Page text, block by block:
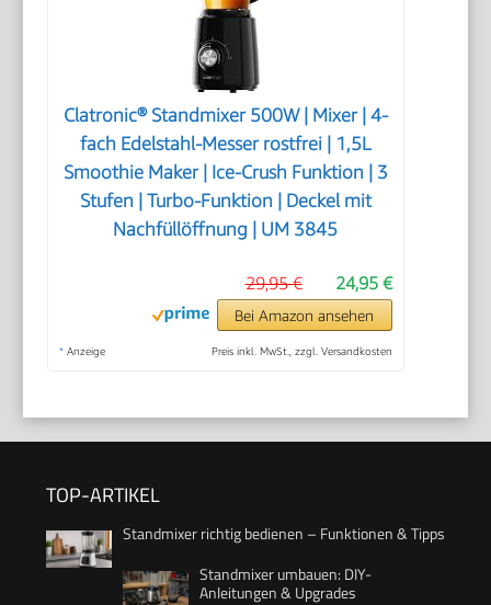
Clatronic® Standmixer 500W | Mixer | 4-
fach Edelstahl-Messer rostfrei | 1,5L
Smoothie Maker | Ice-Crush Funktion | 3
Stufen | Turbo-Funktion | Deckel mit
Nachfüllöffnung | UM 3845
24,95 €
29,95 €
Bei Amazon ansehen
* Anzeige Preis inkl. MwSt., zzgl. Versandkosten
TOP-ARTIKEL
Standmixer richtig bedienen – Funktionen & Tipps
Standmixer umbauen: DIY-
Anleitungen & Upgrades